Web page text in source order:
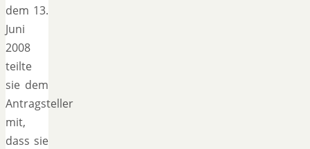
dem 13.
Juni
2008
teilte
sie dem
Antragsteller
mit,
dass sie